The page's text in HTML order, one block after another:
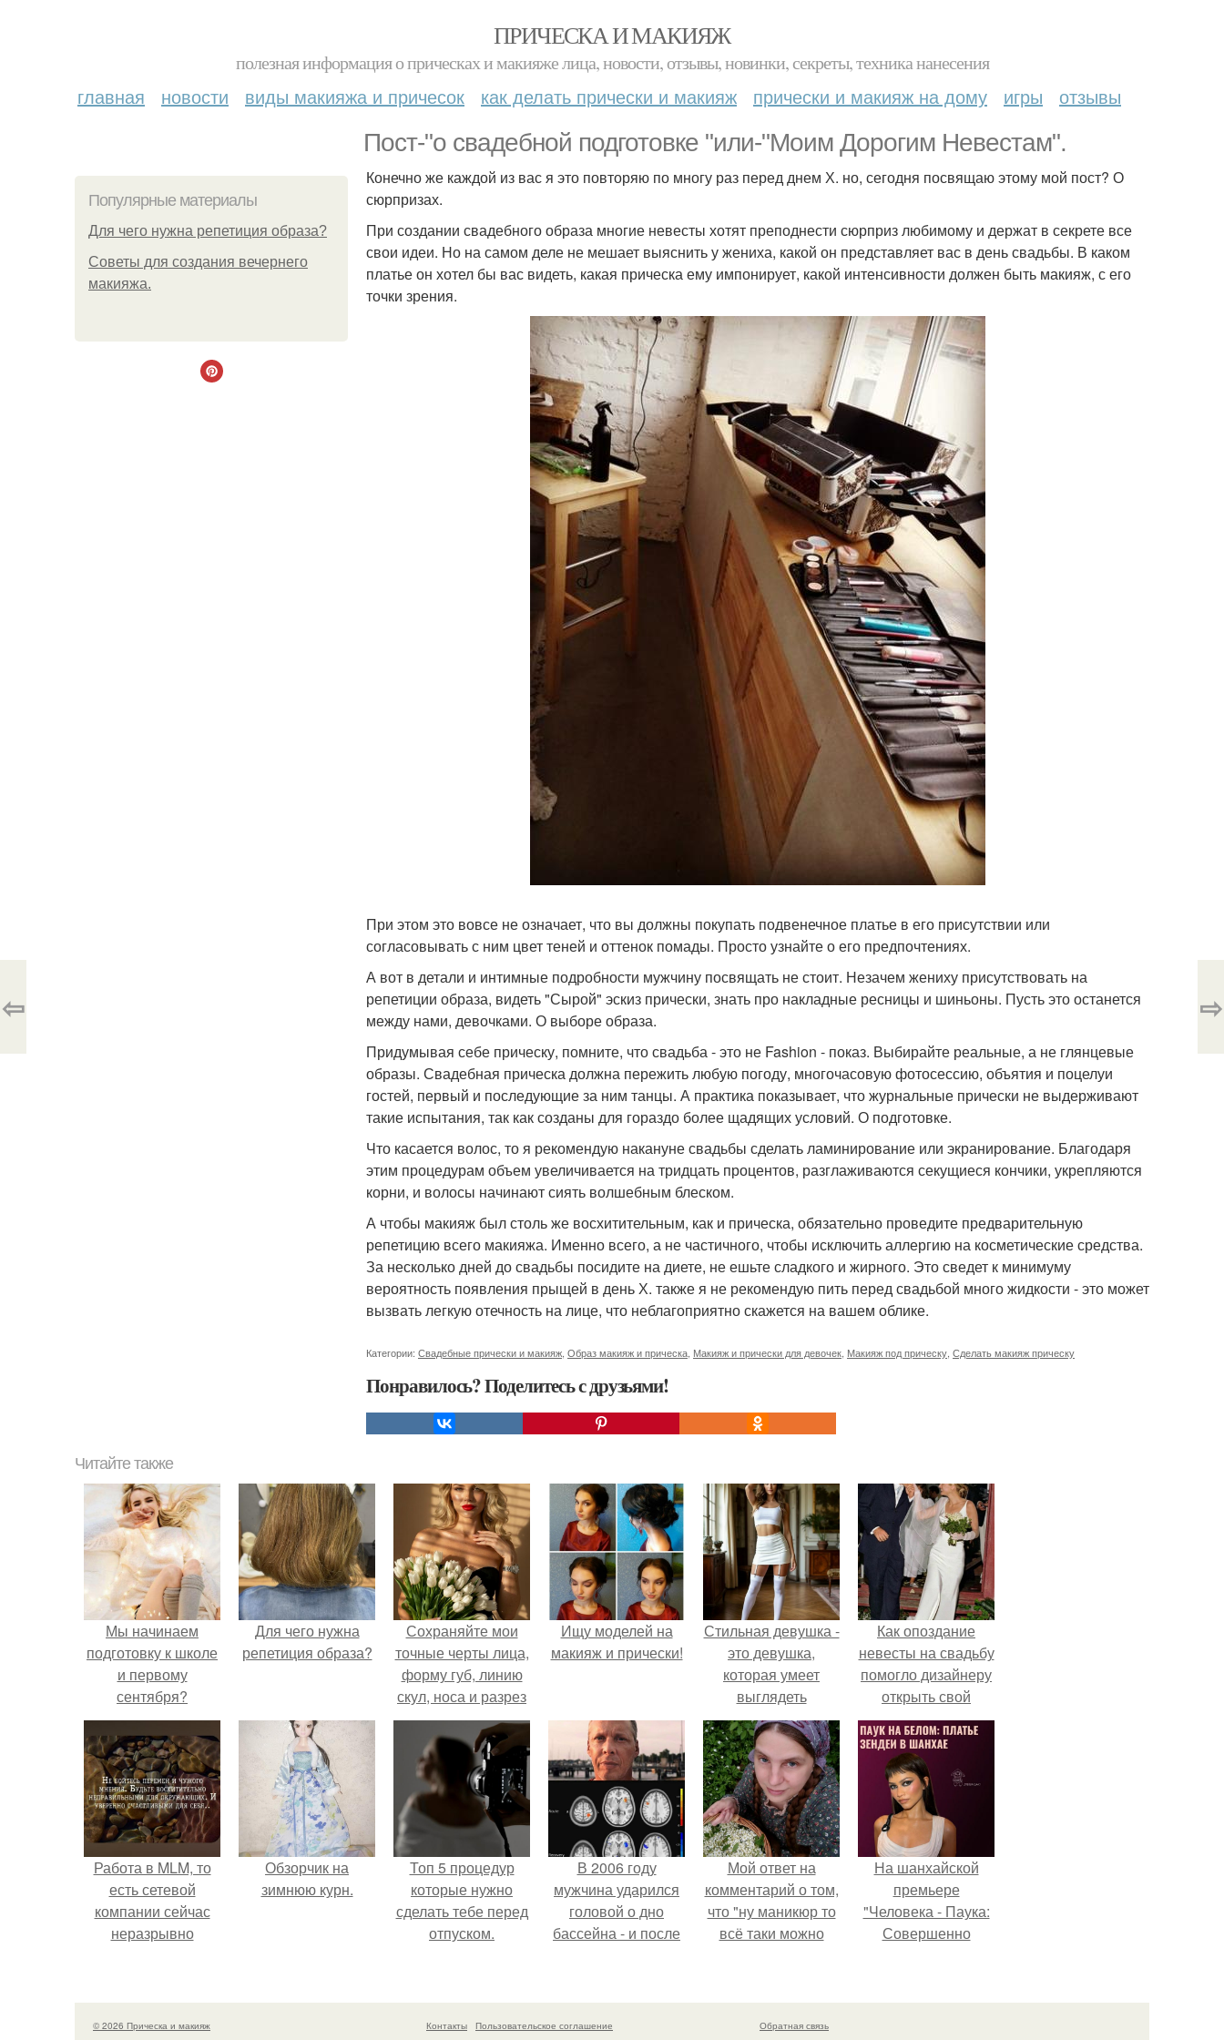
ПРИЧЕСКА И МАКИЯЖ
полезная информация о прическах и макияже лица, новости, отзывы, новинки, секреты, техника нанесения
главная новости виды макияжа и причесок как делать прически и макияж прически и макияж на дому игры отзывы
Пост-"о свадебной подготовке "или-"Моим Дорогим Невестам".
Популярные материалы
Для чего нужна репетиция образа?
Советы для создания вечернего
макияжа.
Конечно же каждой из вас я это повторяю по многу раз перед днем Х. но, сегодня посвящаю этому мой пост? О
сюрпризах.
При создании свадебного образа многие невесты хотят преподнести сюрприз любимому и держат в секрете все
свои идеи. Но на самом деле не мешает выяснить у жениха, какой он представляет вас в день свадьбы. В каком
платье он хотел бы вас видеть, какая прическа ему импонирует, какой интенсивности должен быть макияж, с его
точки зрения.
При этом это вовсе не означает, что вы должны покупать подвенечное платье в его присутствии или
согласовывать с ним цвет теней и оттенок помады. Просто узнайте о его предпочтениях.
А вот в детали и интимные подробности мужчину посвящать не стоит. Незачем жениху присутствовать на
репетиции образа, видеть "Сырой" эскиз прически, знать про накладные ресницы и шиньоны. Пусть это останется
между нами, девочками. О выборе образа.
Придумывая себе прическу, помните, что свадьба - это не Fashion - показ. Выбирайте реальные, а не глянцевые
образы. Свадебная прическа должна пережить любую погоду, многочасовую фотосессию, объятия и поцелуи
гостей, первый и последующие за ним танцы. А практика показывает, что журнальные прически не выдерживают
такие испытания, так как созданы для гораздо более щадящих условий. О подготовке.
Что касается волос, то я рекомендую накануне свадьбы сделать ламинирование или экранирование. Благодаря
этим процедурам объем увеличивается на тридцать процентов, разглаживаются секущиеся кончики, укрепляются
корни, и волосы начинают сиять волшебным блеском.
А чтобы макияж был столь же восхитительным, как и прическа, обязательно проведите предварительную
репетицию всего макияжа. Именно всего, а не частичного, чтобы исключить аллергию на косметические средства.
За несколько дней до свадьбы посидите на диете, не ешьте сладкого и жирного. Это сведет к минимуму
вероятность появления прыщей в день Х. также я не рекомендую пить перед свадьбой много жидкости - это может
вызвать легкую отечность на лице, что неблагоприятно скажется на вашем облике.
Категории: Свадебные прически и макияж Образ макияж и прическа Макияж и прически для девочек Макияж под прическу Сделать макияж прическу
Понравилось? Поделитесь с друзьями!
⇦ ⇨
Читайте также
Мы начинаем
подготовку к школе
и первому
сентября?
Для чего нужна
репетиция образа?
Сохраняйте мои
точные черты лица,
форму губ, линию
скул, носа и разрез
глаз.
Ищу моделей на
макияж и прически!
Стильная девушка -
это девушка,
которая умеет
выглядеть
привлекательно и
элегантно в любои
ситуации.
Как опоздание
невесты на свадьбу
помогло дизайнеру
открыть свой
бренд.
Работа в MLM, то
есть сетевой
компании сейчас
неразрывно
своей страницы в
соц сетях.
Обзорчик на
зимнюю курн.
Топ 5 процедур
которые нужно
сделать тебе перед
отпуском.
В 2006 году
мужчина ударился
головой о дно
бассейна - и после
странным образом.
Мой ответ на
комментарий о том,
что "ну маникюр то
всё таки можно
На шанхайской
премьере
"Человека - Паука:
Совершенно
просто очередной
© 2026 Прическа и макияж Контакты Пользовательское соглашение Обратная связь